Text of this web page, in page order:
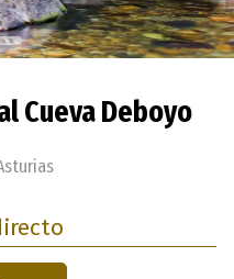
Cueva Deboyo